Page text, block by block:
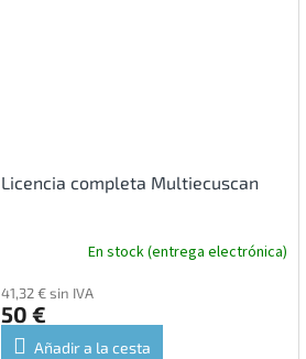
Licencia completa Multiecuscan
En stock (entrega electrónica)
41,32 € sin IVA
50 €
Añadir a la cesta